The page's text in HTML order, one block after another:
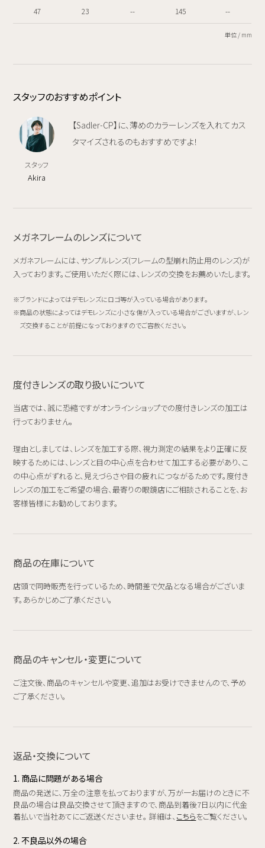
47 23 -- 145 --
単位 / mm
スタッフのおすすめポイント
スタッフ
Akira
【Sadler-CP】に、薄めのカラーレンズを入れてカス
タマイズされるのもおすすめですよ！
メガネフレームのレンズについて
メガネフレームには、サンプルレンズ(フレームの型崩れ防止用のレンズ)が
入っております。ご使用いただく際には、レンズの交換をお薦めいたします。
ブランドによってはデモレンズにロゴ等が入っている場合があります。
商品の状態によってはデモレンズに小さな傷が入っている場合がございますが、レン
ズ交換することが前提になっておりますのでご容赦ください。
度付きレンズの取り扱いについて
当店では、誠に恐縮ですがオンラインショップでの度付きレンズの加工は
行っておりません。
理由としましては、レンズを加工する際、視力測定の結果をより正確に反
映するためには、レンズと目の中心点を合わせて加工する必要があり、こ
の中心点がずれると、見えづらさや目の疲れにつながるためです。度付き
レンズの加工をご希望の場合、最寄りの眼鏡店にご相談されることを、お
客様皆様にお勧めしております。
商品の在庫について
店頭で同時販売を行っているため、時間差で欠品となる場合がございま
す。あらかじめご了承ください。
商品のキャンセル・変更について
ご注文後、商品のキャンセルや変更、追加はお受けできませんので、予め
ご了承ください。
返品・交換について
1. 商品に問題がある場合
商品の発送に、万全の注意を払っておりますが、万が一お届けのときに不
良品の場合は良品交換させて頂きますので、商品到着後7日以内に代金
着払いで当社あてにご返送くださいませ。 詳細は、 こちらをご覧ください。
2. 不良品以外の場合